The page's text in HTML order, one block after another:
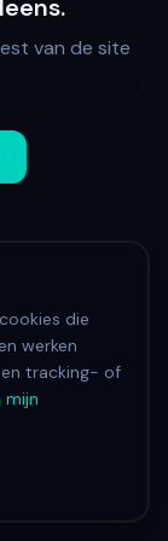
van de site
die
werken
tracking- of
mijn